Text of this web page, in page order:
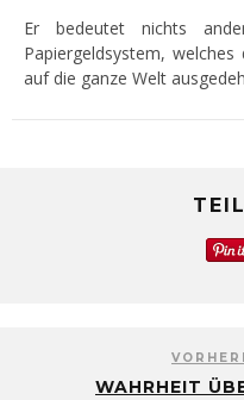
Er bedeutet nichts
Papiergeldsystem,
auf die ganze Welt
WAHRHEIT